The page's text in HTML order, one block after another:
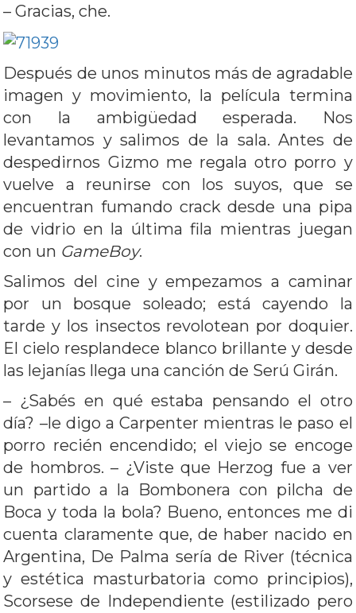
– Gracias, che.
Después de unos minutos más de agradable
imagen y movimiento, la película termina
con la ambigüedad esperada. Nos
levantamos y salimos de la sala. Antes de
despedirnos Gizmo me regala otro porro y
vuelve a reunirse con los suyos, que se
encuentran fumando crack desde una pipa
de vidrio en la última fila mientras juegan
con un GameBoy.
Salimos del cine y empezamos a caminar
por un bosque soleado; está cayendo la
tarde y los insectos revolotean por doquier.
El cielo resplandece blanco brillante y desde
las lejanías llega una canción de Serú Girán.
– ¿Sabés en qué estaba pensando el otro
día? –le digo a Carpenter mientras le paso el
porro recién encendido; el viejo se encoge
de hombros. – ¿Viste que Herzog fue a ver
un partido a la Bombonera con pilcha de
Boca y toda la bola? Bueno, entonces me di
cuenta claramente que, de haber nacido en
Argentina, De Palma sería de River (técnica
y estética masturbatoria como principios),
Scorsese de Independiente (estilizado pero